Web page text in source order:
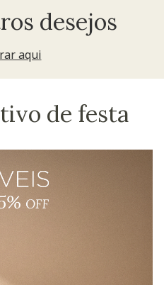
desejos
aqui
de festa